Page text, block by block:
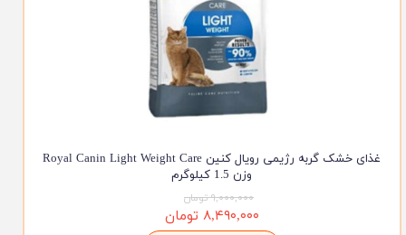
غذای خشک گربه رژیمی رویال کنین Royal Canin Light Weight Care
وزن 1.5 کیلوگرم
۹,۰۰۰,۰۰۰ تومان
۸,۴۹۰,۰۰۰ تومان